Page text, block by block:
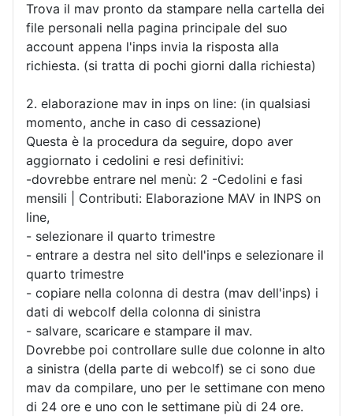
Trova il mav pronto da stampare nella cartella dei
file personali nella pagina principale del suo
account appena l'inps invia la risposta alla
richiesta. (si tratta di pochi giorni dalla richiesta)
2. elaborazione mav in inps on line: (in qualsiasi
momento, anche in caso di cessazione)
Questa è la procedura da seguire, dopo aver
aggiornato i cedolini e resi definitivi:
-dovrebbe entrare nel menù: 2 -Cedolini e fasi
mensili | Contributi: Elaborazione MAV in INPS on
line,
- selezionare il quarto trimestre
- entrare a destra nel sito dell'inps e selezionare il
quarto trimestre
- copiare nella colonna di destra (mav dell'inps) i
dati di webcolf della colonna di sinistra
- salvare, scaricare e stampare il mav.
Dovrebbe poi controllare sulle due colonne in alto
a sinistra (della parte di webcolf) se ci sono due
mav da compilare, uno per le settimane con meno
di 24 ore e uno con le settimane più di 24 ore.